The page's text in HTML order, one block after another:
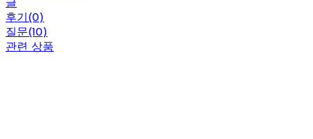
글
후기(0)
질문(10)
관련 상품